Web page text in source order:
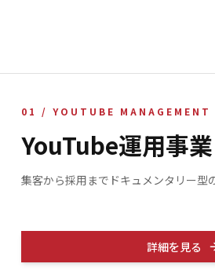
01 / YOUTUBE MANAGEMENT
YouTube運用事業
集客から採用までドキュメンタリー型
詳細を見る